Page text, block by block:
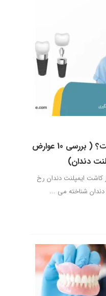
عوارض ایمپلنت دندان چیست؟ ( بررسی 10 عوارض
دندان)
ایمپلنت دندان رخ
شناخته می ...